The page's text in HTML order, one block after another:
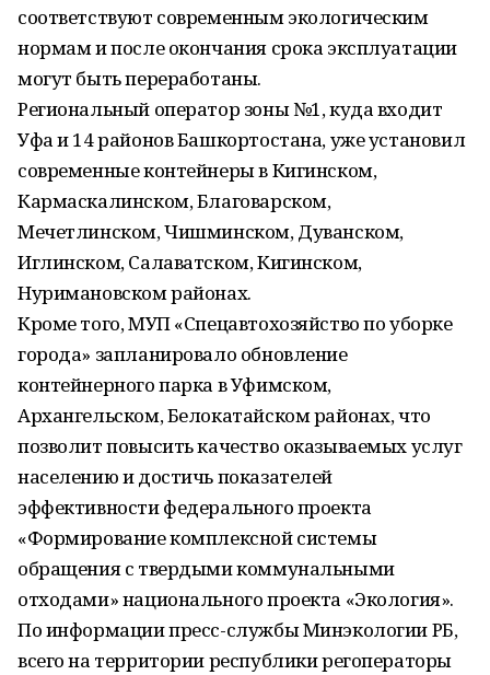
соответствуют современным экологическим
нормам и после окончания срока эксплуатации
могут быть переработаны.
Региональный оператор зоны №1, куда входит
Уфа и 14 районов Башкортостана, уже установил
современные контейнеры в Кигинском,
Кармаскалинском, Благоварском,
Мечетлинском, Чишминском, Дуванском,
Иглинском, Салаватском, Кигинском,
Нуримановском районах.
Кроме того, МУП «Спецавтохозяйство по уборке
города» запланировало обновление
контейнерного парка в Уфимском,
Архангельском, Белокатайском районах, что
позволит повысить качество оказываемых услуг
населению и достичь показателей
эффективности федерального проекта
«Формирование комплексной системы
обращения с твердыми коммунальными
отходами» национального проекта «Экология».
По информации пресс-службы Минэкологии РБ,
всего на территории республики регоператоры